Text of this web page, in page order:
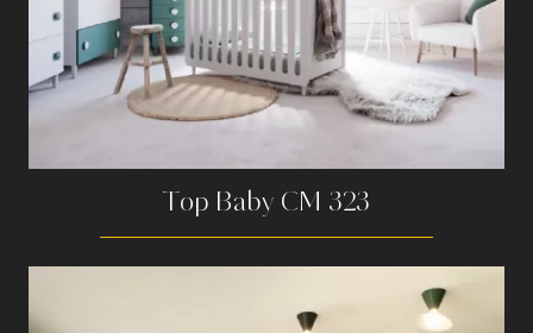
Top Baby CM 323